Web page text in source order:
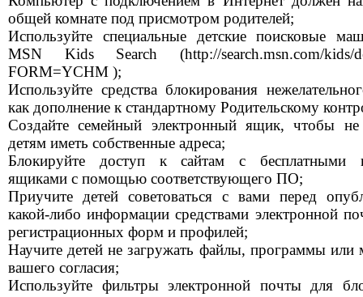
общей комнате под присмотром родителей;
Используйте специальные детские поисковые
MSN Kids Search (http://search.msn.com/kids/
FORM=YCHM );
Используйте средства блокирования
как дополнение к стандартному Родительскому
Создайте семейный электронный ящик, чтобы не
детям иметь собственные адреса;
Блокируйте доступ к сайтам с бесплатными
ящиками с помощью соответствующего ПО;
Приучите детей советоваться с вами перед
какой-либо информации средствами электронной
регистрационных форм и профилей;
Научите детей не загружать файлы, программы или
вашего согласия;
Используйте фильтры электронной почты для